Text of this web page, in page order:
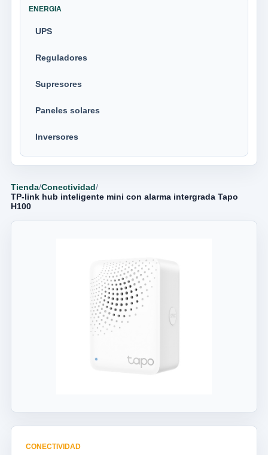
ENERGIA
UPS
Reguladores
Supresores
Paneles solares
Inversores
Tienda/Conectividad/
TP-link hub inteligente mini con alarma intergrada Tapo
H100
CONECTIVIDAD